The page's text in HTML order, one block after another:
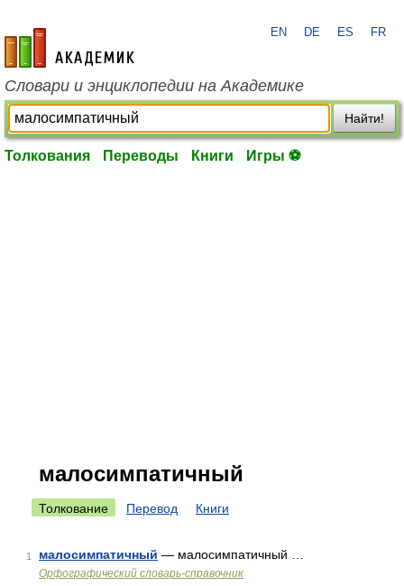
academic.ru
EN DE ES FR
Словари и энциклопедии на Академике
Найти!
Толкования Переводы Книги Игры ⚽
малосимпатичный
Толкование Перевод Книги
1 малосимпатичный — малосимпатичный …
Орфографический словарь-справочник